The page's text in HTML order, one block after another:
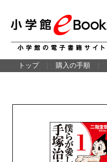
トップ 購入の手順